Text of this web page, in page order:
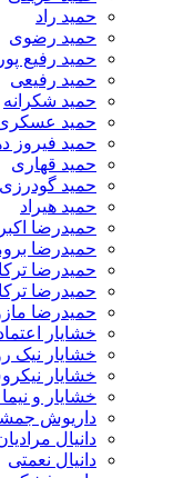
حمید راد
حمید رضوی
حمید رفیع پور
حمید رفیعی
حمید شکرانه
حمید
حمید فیروز
حمید قهاری
حمید گودرزی
حمید هیراد
حمیدرضا
حمیدرضا
حمیدرضا
حمیدرضا
حمیدرضا
خشایار
خشایار نیک
خشایار
خشایار و
داریوش
دانیال
دانیال نعمتی